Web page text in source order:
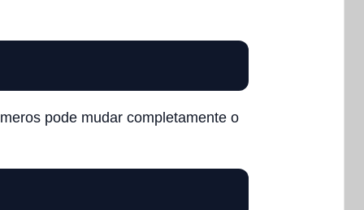
pode mudar completamente o